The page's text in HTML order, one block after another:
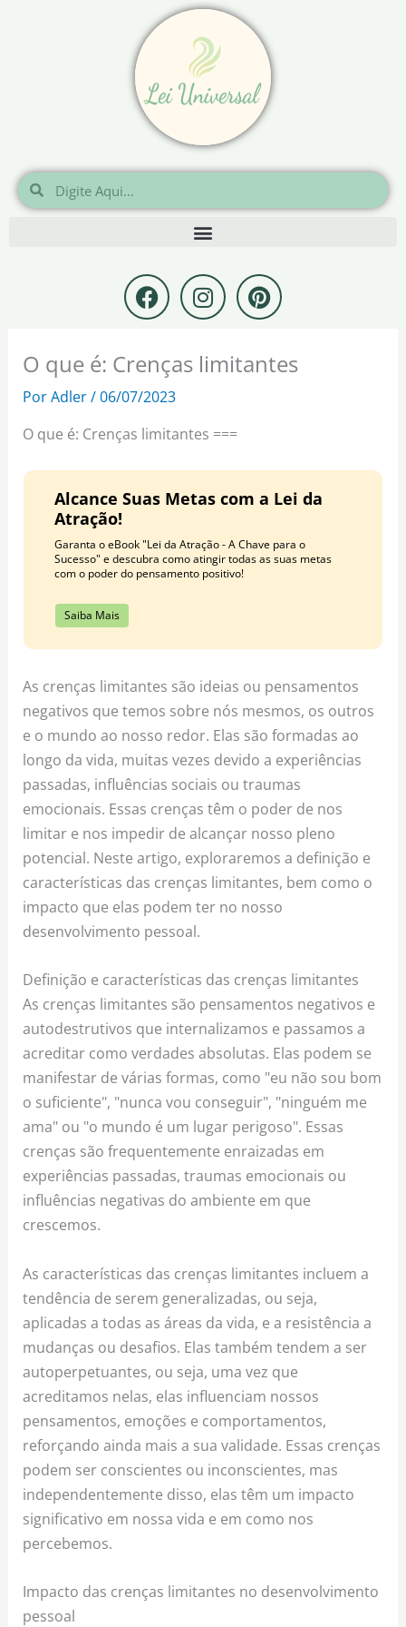
Pesquisar
Pesquisar
F
a
c
e
b
o
o
k
I
n
s
t
a
a
m
P
i
n
t
e
t
O que é: Crenças limitantes
PorAdler/06/07/2023
O que é: Crenças limitantes ===
Alcance Suas Metas com a Lei da
Atração!
Garanta o eBook "Lei da Atração - A Chave para o
Sucesso" e descubra como atingir todas as suas metas
com o poder do pensamento positivo!
Saiba Mais
As crenças limitantes são ideias ou pensamentos
negativos que temos sobre nós mesmos, os outros
e o mundo ao nosso redor. Elas são formadas ao
longo da vida, muitas vezes devido a experiências
passadas, influências sociais ou traumas
emocionais. Essas crenças têm o poder de nos
limitar e nos impedir de alcançar nosso pleno
potencial. Neste artigo, exploraremos a definição e
características das crenças limitantes, bem como o
impacto que elas podem ter no nosso
desenvolvimento pessoal.
Definição e características das crenças limitantes
As crenças limitantes são pensamentos negativos e
autodestrutivos que internalizamos e passamos a
acreditar como verdades absolutas. Elas podem se
manifestar de várias formas, como "eu não sou bom
o suficiente", "nunca vou conseguir", "ninguém me
ama" ou "o mundo é um lugar perigoso". Essas
crenças são frequentemente enraizadas em
experiências passadas, traumas emocionais ou
influências negativas do ambiente em que
crescemos.
As características das crenças limitantes incluem a
tendência de serem generalizadas, ou seja,
aplicadas a todas as áreas da vida, e a resistência a
mudanças ou desafios. Elas também tendem a ser
autoperpetuantes, ou seja, uma vez que
acreditamos nelas, elas influenciam nossos
pensamentos, emoções e comportamentos,
reforçando ainda mais a sua validade. Essas crenças
podem ser conscientes ou inconscientes, mas
independentemente disso, elas têm um impacto
significativo em nossa vida e em como nos
percebemos.
Impacto das crenças limitantes no desenvolvimento
pessoal